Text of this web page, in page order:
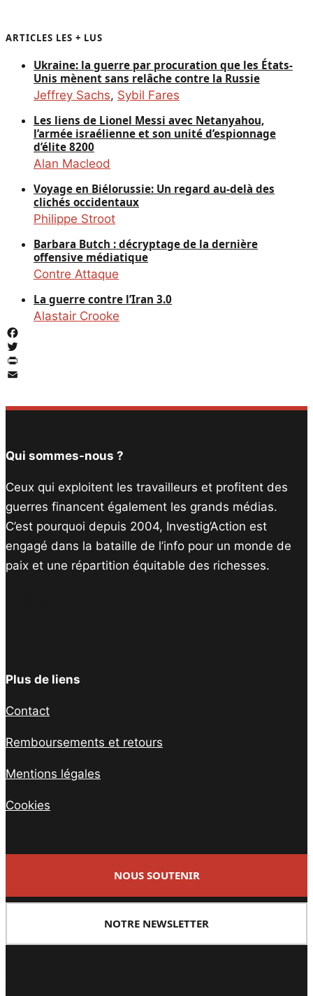
ARTICLES LES + LUS
Ukraine: la guerre par procuration que les États-
Unis mènent sans relâche contre la Russie
Jeffrey Sachs, Sybil Fares
Les liens de Lionel Messi avec Netanyahou,
l’armée israélienne et son unité d’espionnage
d’élite 8200
Alan Macleod
Voyage en Biélorussie: Un regard au-delà des
clichés occidentaux
Philippe Stroot
Barbara Butch : décryptage de la dernière
offensive médiatique
Contre Attaque
La guerre contre l’Iran 3.0
Alastair Crooke
Facebook
Twitter
PrintFriendly
Qui sommes-nous ?
Ceux qui exploitent les travailleurs et profitent des
guerres financent également les grands médias.
C’est pourquoi depuis 2004, Investig’Action est
engagé dans la bataille de l’info pour un monde de
paix et une répartition équitable des richesses.
Plus de liens
Contact
Remboursements et retours
Mentions légales
Cookies
NOUS SOUTENIR
NOTRE NEWSLETTER